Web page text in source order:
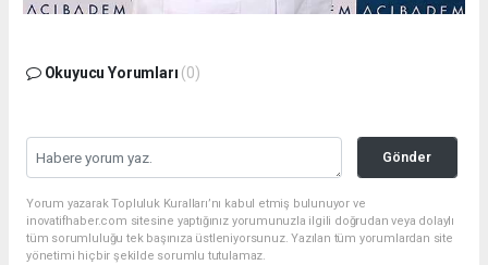
Okuyucu Yorumları (0)
Gönder
Yorum yazarak Topluluk Kuralları’nı kabul etmiş bulunuyor ve
inovatifhaber.com sitesine yaptığınız yorumunuzla ilgili doğrudan veya dolaylı
tüm sorumluluğu tek başınıza üstleniyorsunuz. Yazılan tüm yorumlardan site
yönetimi hiçbir şekilde sorumlu tutulamaz.